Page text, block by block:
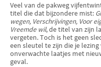
Veel van de pakweg
titel die dat bijzondere mist:
wegen, Ver­schrijvin­gen, Voor
Vreemde wil, de titel van zijn
verge­ten. Toch is het geen
een sleutel te zijn die je
onverwachte laatjes met
geval.